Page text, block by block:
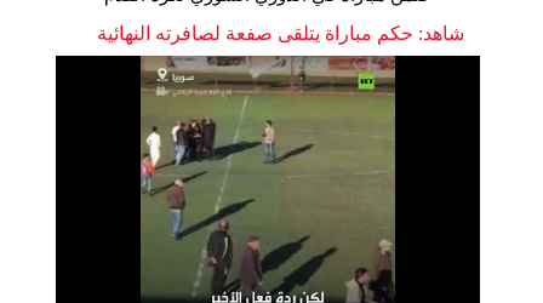
شاهد: حكم مباراة يتلقى صفعة لصافرته النهائية